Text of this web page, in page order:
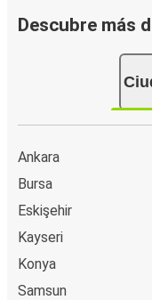
Descubre más
Ankara
Bursa
Eskişehir
Kayseri
Konya
Samsun